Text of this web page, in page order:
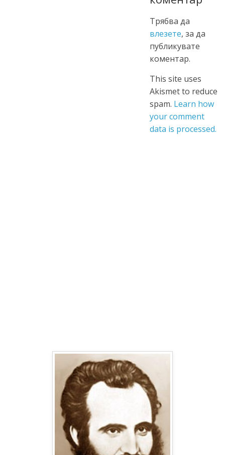
Трябва да
влезете, за да
публикувате
коментар.
This site uses
Akismet to reduce
spam. Learn how
your comment
data is processed.